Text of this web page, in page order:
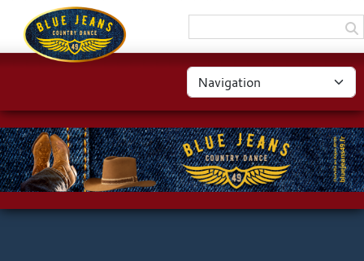
Panneau de gestion des cookies